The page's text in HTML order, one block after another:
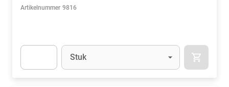
Artikelnummer 9816
Eenheid
Stuk